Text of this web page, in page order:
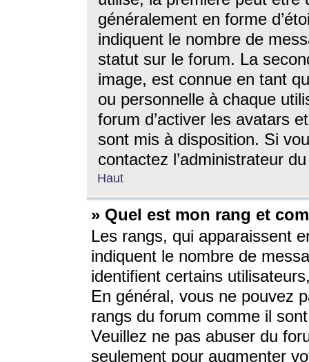
généralement en forme
indiquent le nombre de
statut sur le forum. La
image, est connue en tant
ou personnelle à chaque
forum d’activer les avatars
sont mis à disposition. Si
contactez l’administrateur
Haut
» Quel est mon rang et
Les rangs, qui apparaissent
indiquent le nombre de
identifient certains
En général, vous ne pouvez
rangs du forum comme il
Veuillez ne pas abuser du
seulement pour augmenter